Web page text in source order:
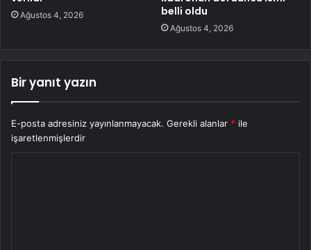
Ağustos 4, 2026
belli oldu
Ağustos 4, 2026
Bir yanıt yazın
E-posta adresiniz yayınlanmayacak. Gerekli alanlar * ile
işaretlenmişlerdir